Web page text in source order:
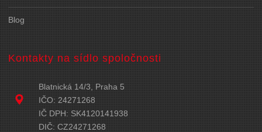
Blog
Kontakty na sídlo spoločnosti
Blatnická 14/3, Praha 5
IČO: 24271268
IČ DPH: SK4120141938
DIČ: CZ24271268